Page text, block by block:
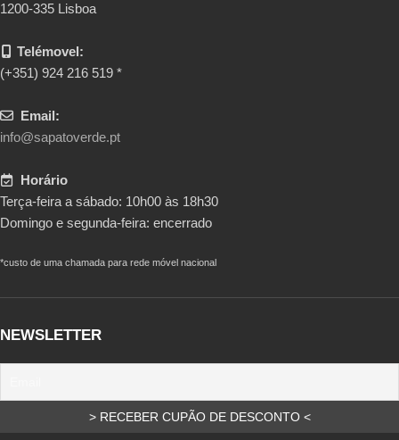
1200-335 Lisboa
Telémovel:
(+351) 924 216 519 *
Email:
info@sapatoverde.pt
Horário
Terça-feira a sábado: 10h00 às 18h30
Domingo e segunda-feira: encerrado
*custo de uma chamada para rede móvel nacional
NEWSLETTER